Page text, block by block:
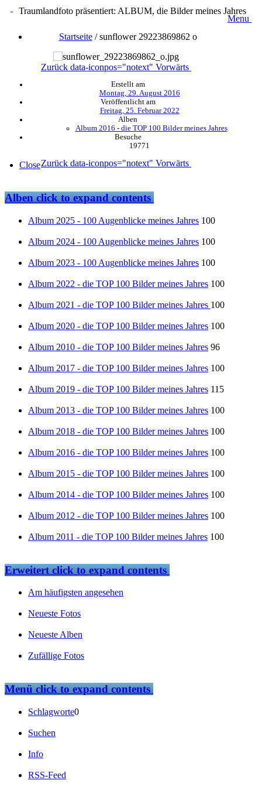
Traumlandfoto präsentiert: ALBUM, die Bilder meines Jahres
Menu
Startseite/sunflower 29223869862 o
Zurück data-iconpos="notext" Vorwärts
Erstellt am
Montag, 29. August 2016
Veröffentlicht am
Freitag, 25. Februar 2022
Alben
Album 2016 - die TOP 100 Bilder meines Jahres
Besuche
19771
Zurück data-iconpos="notext" Vorwärts
Close
Albenclick to expand contents
Album 2025 - 100 Augenblicke meines Jahres 100
Album 2024 - 100 Augenblicke meines Jahres 100
Album 2023 - 100 Augenblicke meines Jahres 100
Album 2022 - die TOP 100 Bilder meines Jahres 100
Album 2021 - die TOP 100 Bilder meines Jahres 100
Album 2020 - die TOP 100 Bilder meines Jahres 100
Album 2010 - die TOP 100 Bilder meines Jahres 96
Album 2017 - die TOP 100 Bilder meines Jahres 100
Album 2019 - die TOP 100 Bilder meines Jahres 115
Album 2013 - die TOP 100 Bilder meines Jahres 100
Album 2018 - die TOP 100 Bilder meines Jahres 100
Album 2016 - die TOP 100 Bilder meines Jahres 100
Album 2015 - die TOP 100 Bilder meines Jahres 100
Album 2014 - die TOP 100 Bilder meines Jahres 100
Album 2012 - die TOP 100 Bilder meines Jahres 100
Album 2011 - die TOP 100 Bilder meines Jahres 100
Erweitertclick to expand contents
Am häufigsten angesehen
Neueste Fotos
Neueste Alben
Zufällige Fotos
Menüclick to expand contents
Schlagworte0
Suchen
Info
RSS-Feed